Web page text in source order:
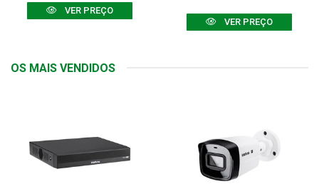
VER PREÇO
VER PREÇO
OS MAIS VENDIDOS